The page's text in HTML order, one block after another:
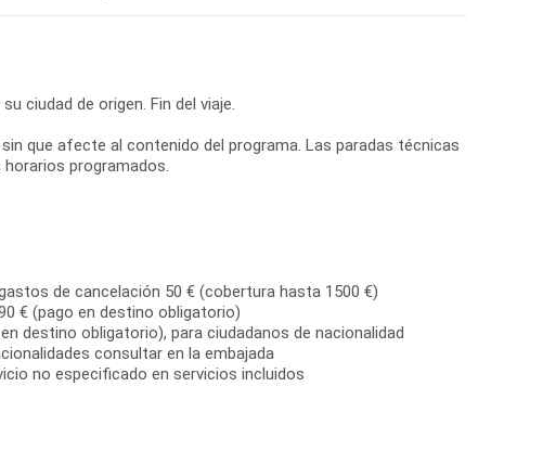
ciudad de origen. Fin del viaje.
que afecte al contenido del programa. Las paradas técnicas
de cancelación 50 € (cobertura hasta 1500 €)
€ (pago en destino obligatorio)
destino obligatorio), para ciudadanos de nacionalidad
consultar en la embajada
no especificado en servicios incluidos